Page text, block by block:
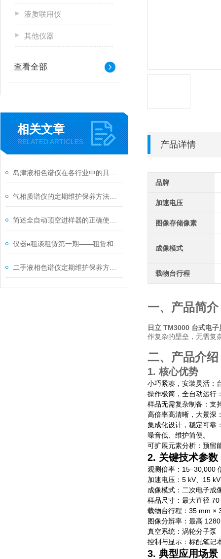
液质联用仪
其他仪器
查看全部
相关文章
RELATED ARTICLES 产品详情
品牌
加速电压
图像存储像素
成像模式
载物台行程
一、产品简介
日立 TM3000 台式电子
作复杂的壁垒， 无需复
二、产品介绍
1. 核心优势
小巧紧凑，安装灵活 ：
操作极简，全自动运行
样品无需复杂制备： 支
高倍率高清晰，大景深
集成化设计，稳定可靠
噪音低、维护简便。
可扩展元素分析 ：预留
2. 关键技术参数
观测倍率 ：15–30,000
加速电压 ：5 kV、15
成像模式 ：二次电子成
样品尺寸 ：最大直径
载物台行程 ：35 mm ×
图像分辨率 ：最高
真空系统 ：涡轮分子泵
控制与显示 ：标配笔记
3. 典型应用场景